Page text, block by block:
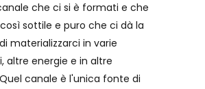
che ci si è formati e che
sottile e puro che ci dà la
materializzarci in varie
altre energie e in altre
canale è l'unica fonte di